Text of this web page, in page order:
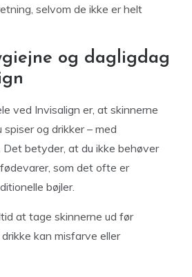
selvom de ikke er helt
og dagligdag
ved Invisalign er, at skinnerne
og drikker – med
betyder, at du ikke behøver
som det ofte er
bøjler.
at tage skinnerne ud før
kan misfarve eller